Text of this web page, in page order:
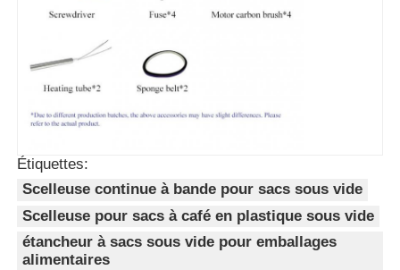
Étiquettes:
Scelleuse continue à bande pour sacs sous vide
Scelleuse pour sacs à café en plastique sous vide
étancheur à sacs sous vide pour emballages
alimentaires